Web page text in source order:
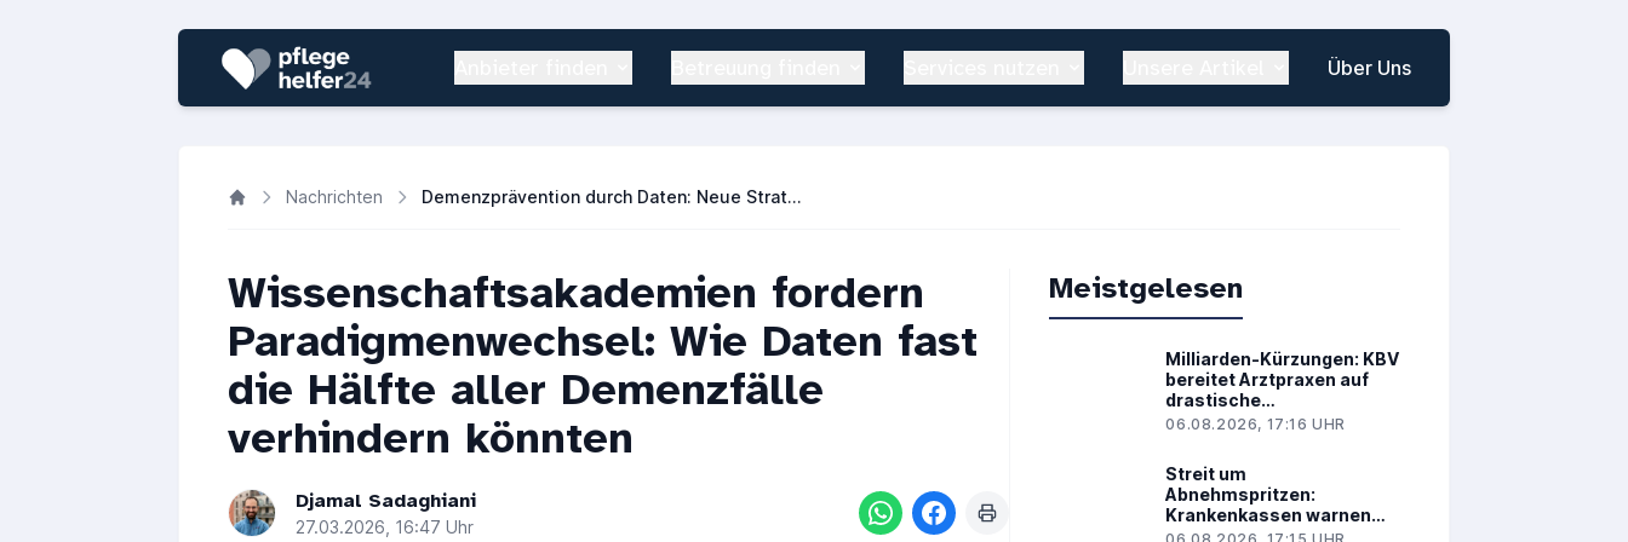
Über Uns
Nachrichten Demenzprävention durch Daten: Neue Strategie der Wissenschaftsakademien
Wissenschaftsakademien fordern
Paradigmenwechsel: Wie Daten fast
die Hälfte aller Demenzfälle
verhindern könnten
Djamal Sadaghiani
27.03.2026, 16:47 Uhr
Meistgelesen
Milliarden-Kürzungen: KBV
bereitet Arztpraxen auf
drastische
Leistungskürzungen vor
06.08.2026, 17:16 UHR
Streit um
Abnehmspritzen:
Krankenkassen warnen
vor Milliardenkosten